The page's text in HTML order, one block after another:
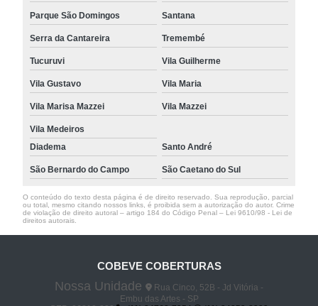
Parque São Domingos Santana
Serra da Cantareira Tremembé
Tucuruvi Vila Guilherme
Vila Gustavo Vila Maria
Vila Marisa Mazzei Vila Mazzei
Vila Medeiros
Diadema
Santo André
São Bernardo do Campo São Caetano do Sul
O conteúdo do texto desta página é de direito reservado. Sua reprodução, parcial
ou total, mesmo citando nossos links, é proibida sem a autorização do autor. Crime
de violação de direito autoral – artigo 184 do Código Penal – Lei 9610/98 - Lei de
direitos autorais
COBEVE COBERTURAS
Nossa Unidade
Rua Cinco, 52B - Jd Vitória -
Embu das Artes - SP